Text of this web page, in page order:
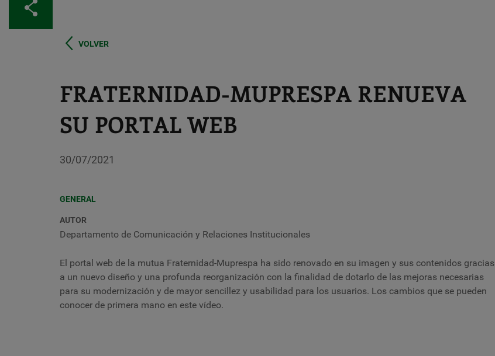
VOLVER
FRATERNIDAD-MUPRESPA RENUEVA
SU PORTAL WEB
30/07/2021
GENERAL
AUTOR
Departamento de Comunicación y Relaciones Institucionales
El portal web de la mutua Fraternidad-Muprespa ha sido renovado en su imagen y sus contenidos gracias
a un nuevo diseño y una profunda reorganización con la finalidad de dotarlo de las mejoras necesarias
para su modernización y de mayor sencillez y usabilidad para los usuarios. Los cambios que se pueden
conocer de primera mano en este vídeo.